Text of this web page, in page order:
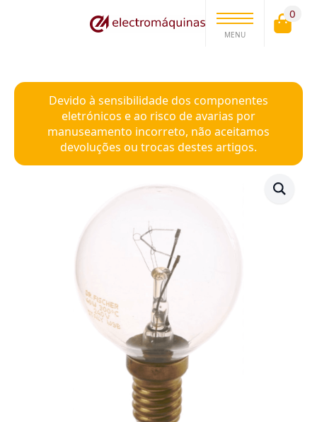
MENU
0
Devido à sensibilidade dos componentes
eletrónicos e ao risco de avarias por
manuseamento incorreto, não aceitamos
devoluções ou trocas destes artigos.